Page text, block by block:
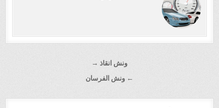
ونش انقاذ →
← ونش الفرسان